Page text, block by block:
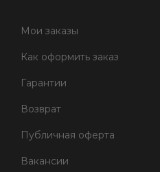
Мои заказы
Как оформить заказ
Гарантии
Возврат
Публичная оферта
Вакансии